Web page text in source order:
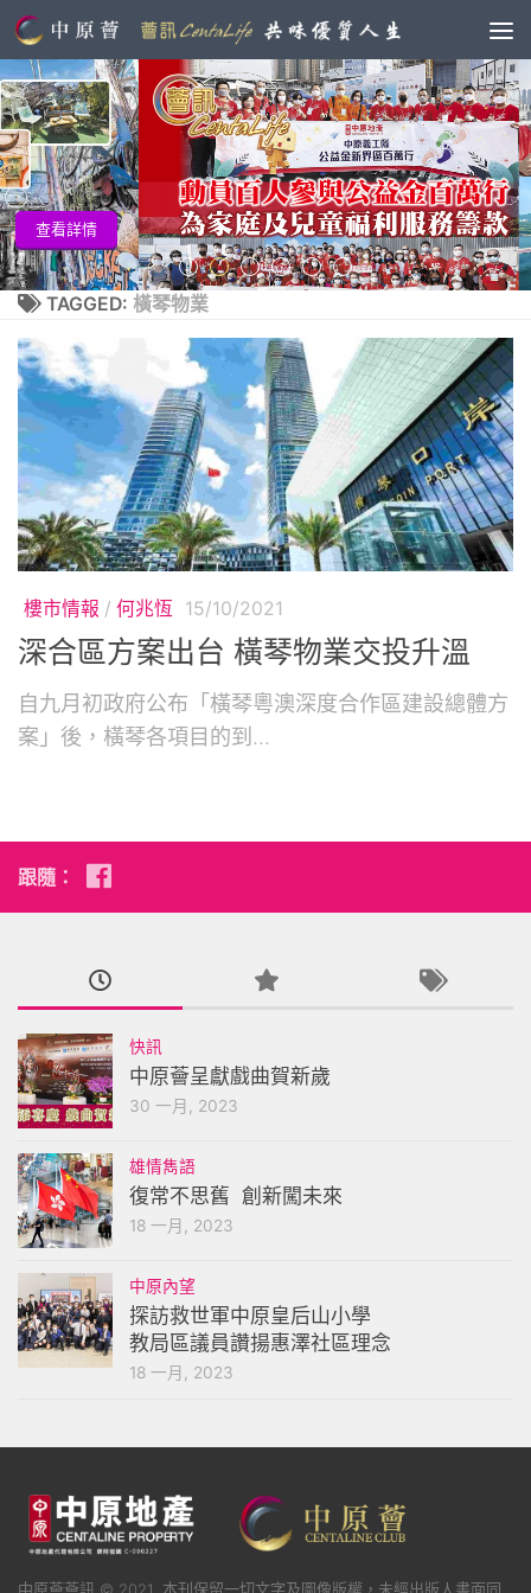
查看詳
TAGGED: 橫琴物業
樓市情報 / 何兆恆 15/10/2021
深合區方案出台 橫琴物業交投升溫
自九月初政府公布「橫琴粵澳深度合作區建設總體方
案」後，橫琴各項目的到...
跟隨：
快訊
中原薈呈獻戲曲賀新歲
30 一月, 2023
雄情雋語
復常不思舊 創新闖未來
18 一月, 2023
中原內望
探訪救世軍中原皇后山小學
教局區議員讚揚惠澤社區理念
18 一月, 2023